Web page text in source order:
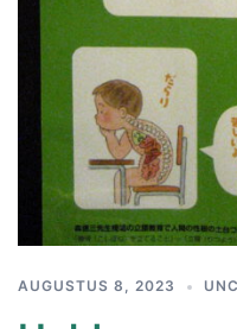
AUGUSTUS 8, 2023